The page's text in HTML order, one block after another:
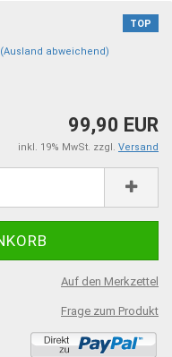
TOP
(Ausland abweichend)
99,90 EUR
inkl. 19% MwSt. zzgl. Versand
Auf den Merkzettel
Frage zum Produkt